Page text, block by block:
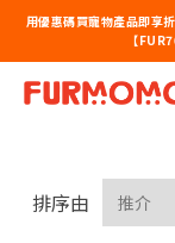
用優惠碼買寵物產品即享
【
奧藍多
排序由